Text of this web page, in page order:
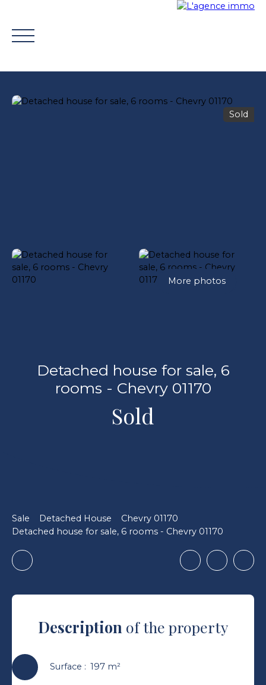
Sold
More photos
Detached house for sale, 6
rooms - Chevry 01170
Sold
Sale Detached House
Chevry 01170
Detached house for sale, 6 rooms - Chevry 01170
Description of the property
Surface : 197 m²